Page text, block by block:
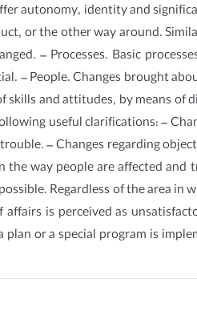
autonomy, identity and
or the other way around.
– Processes. Basic
– People. Changes brought
and attitudes, by means
useful clarifications: –
– Changes regarding
way people are affected
Regardless of the area in
is perceived as
or a special program is